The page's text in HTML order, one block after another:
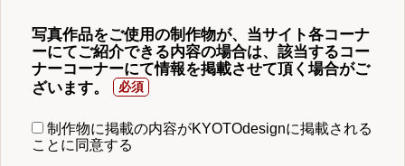
写真作品をご使用の制作物が、当サイト各コーナ
ーにてご紹介できる内容の場合は、該当するコー
ナーコーナーにて情報を掲載させて頂く場合がご
ざいます。
制作物に掲載の内容がKYOTOdesignに掲載される
ことに同意する